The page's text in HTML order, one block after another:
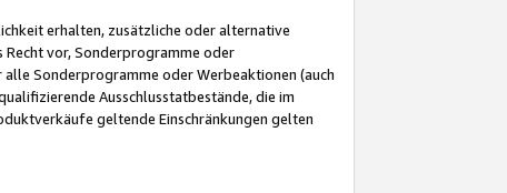
erhalten, zusätzliche oder alternative
Recht vor, Sonderprogramme oder
Sonderprogramme oder Werbeaktionen (auch
Ausschlusstatbestände, die im
geltende Einschränkungen gelten